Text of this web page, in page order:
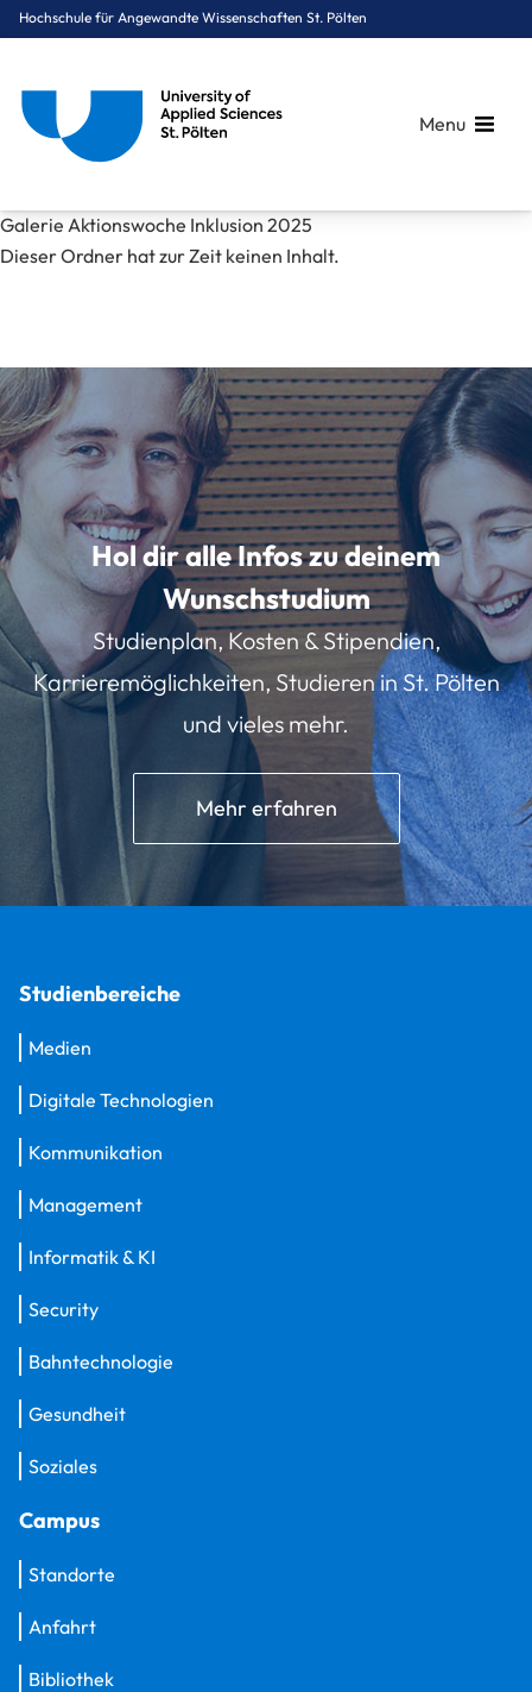
Hochschule für Angewandte Wissenschaften St. Pölten
Menu
You are here:
Aktionswoche Inklusion 2025
Galerie Aktionswoche Inklusion 2025
Dieser Ordner hat zur Zeit keinen Inhalt.
Hol dir alle Infos zu deinem
Wunschstudium
Studienplan, Kosten & Stipendien,
Karrieremöglichkeiten, Studieren in St. Pölten
und vieles mehr.
Mehr erfahren
Studienbereiche
Medien
Digitale Technologien
Kommunikation
Management
Informatik & KI
Security
Bahntechnologie
Gesundheit
Soziales
Campus
Standorte
Anfahrt
Bibliothek